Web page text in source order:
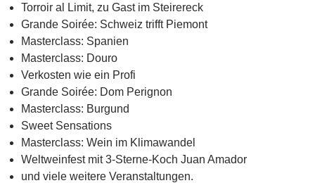
Torroir al Limit, zu Gast im Steirereck
Grande Soirée: Schweiz trifft Piemont
Masterclass: Spanien
Masterclass: Douro
Verkosten wie ein Profi
Grande Soirée: Dom Perignon
Masterclass: Burgund
Sweet Sensations
Masterclass: Wein im Klimawandel
Weltweinfest mit 3-Sterne-Koch Juan Amador
und viele weitere Veranstaltungen.